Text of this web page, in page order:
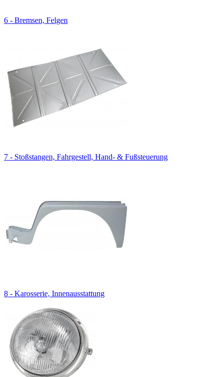
6 - Bremsen, Felgen
7 - Stoßstangen, Fahrgestell, Hand- & Fußsteuerung
8 - Karosserie, Innenausstattung